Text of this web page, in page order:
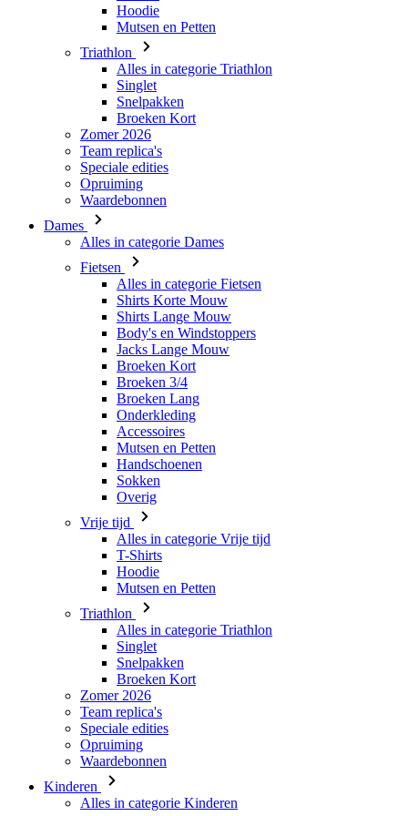
Singlet
Snelpakken
Broeken Kort
Zomer 2026
Team replica's
Speciale edities
Opruiming
Waardebonnen
Dames
Alles in categorie Dames
Fietsen
Alles in categorie Fietsen
Shirts Lange Mouw
Body's en Windstoppers
Jacks Lange Mouw
Broeken Kort
Broeken 3/4
Broeken Lang
Onderkleding
Accessoires
Mutsen en Petten
Handschoenen
Sokken
Overig
Vrije tijd
Alles in categorie Vrije tijd
T-Shirts
Hoodie
Mutsen en Petten
Triathlon
Alles in categorie Triathlon
Singlet
Snelpakken
Broeken Kort
Zomer 2026
Team replica's
Speciale edities
Opruiming
Waardebonnen
Kinderen
Alles in categorie Kinderen
Fietsen
Alles in categorie Fietsen
Shirts Lange Mouw